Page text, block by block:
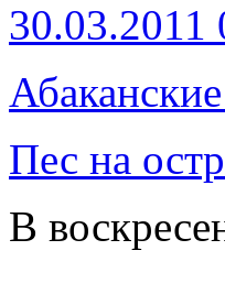
30.03.2011
Пес на
В